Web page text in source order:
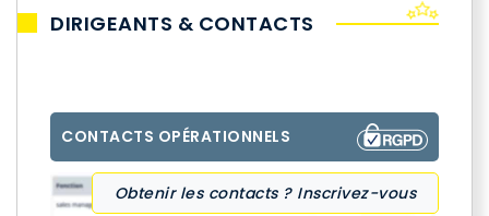
DIRIGEANTS & CONTACTS
CONTACTS OPÉRATIONNELS
Obtenir les contacts ? Inscrivez-vous